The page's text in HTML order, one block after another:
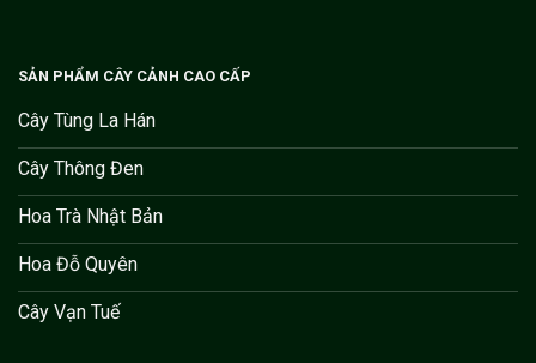
SẢN PHẨM CÂY CẢNH CAO CẤP
Cây Tùng La Hán
Cây Thông Đen
Hoa Trà Nhật Bản
Hoa Đỗ Quyên
Cây Vạn Tuế